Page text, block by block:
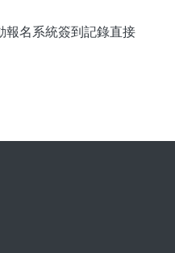
報名系統簽到記錄直接